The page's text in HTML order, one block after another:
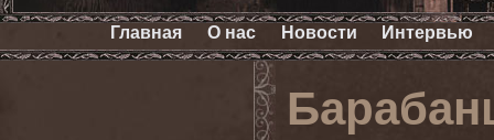
Главная О нас Новости Интервью